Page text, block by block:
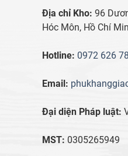
Địa chỉ Kho: 96
Hóc Môn, Hồ Chí
Hotline: 0972 626
Email:
Đại diện Pháp luật:
MST: 0305265949